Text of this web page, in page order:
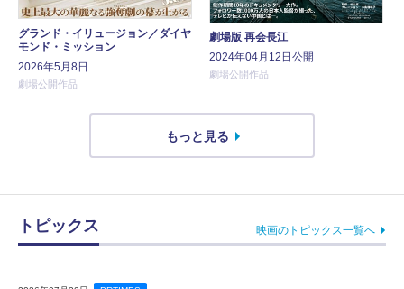
グランド・イリュージョン／ダイヤ
モンド・ミッション
2026年5月8日
劇場公開作品
劇場版 再会長江
2024年04月12日公開
劇場公開作品
もっと見る
トピックス 映画のトピックス一覧へ